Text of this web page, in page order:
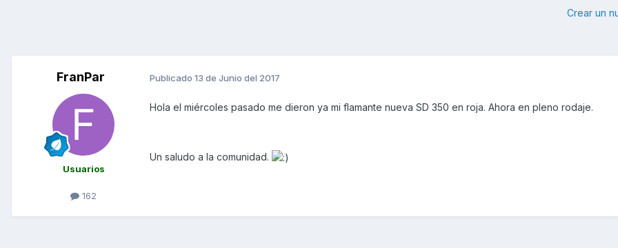
Crear un
FranPar
Usuarios
162
Publicado 13 de Junio del 2017
Hola el miércoles pasado me dieron ya mi flamante nueva SD 350 en roja. Ahora en pleno rodaje.
Un saludo a la comunidad.